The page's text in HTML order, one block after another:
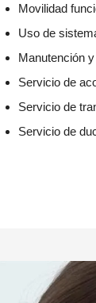
Movilidad
Uso de
Manutención
Servicio de
Servicio de
Servicio de